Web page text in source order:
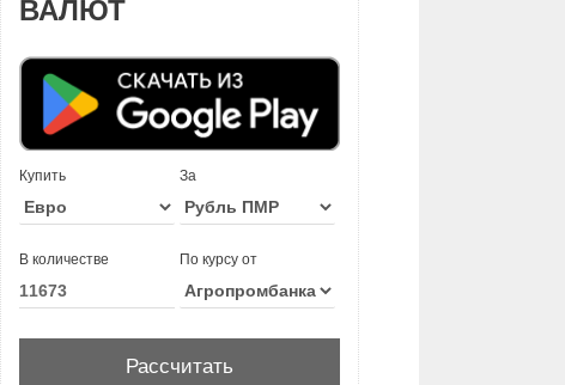
ВАЛЮТ
Купить За
В количестве По курсу от